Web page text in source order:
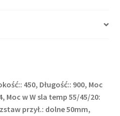
450, Długość:: 900, Moc
Moc w W sla temp 55/45/20:
przył.: dolne 50mm,